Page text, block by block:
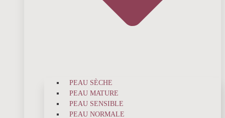
PEAU SÈCHE
PEAU MATURE
PEAU SENSIBLE
PEAU NORMALE